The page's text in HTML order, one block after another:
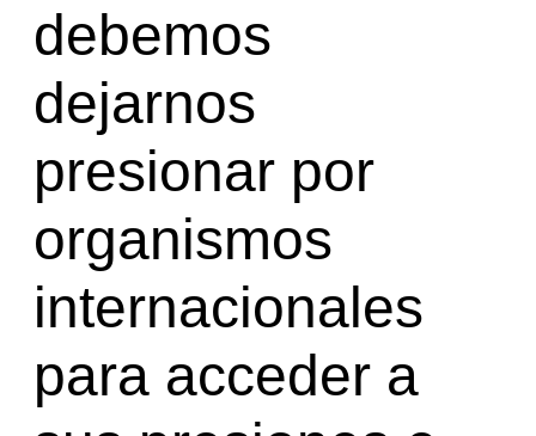
debemos
dejarnos
presionar por
organismos
internacionales
para acceder a